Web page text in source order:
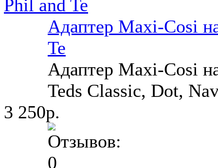
Адаптер Maxi-Cosi
Te
Адаптер Maxi-Cosi
Teds Classic, Dot,
3 250р.